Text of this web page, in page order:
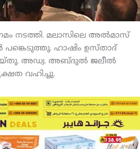
നടത്തി. മലാസിലെ അല്‍മാസ്
പങ്കെടുത്തു. ഹാഷിം ഉസ്താദ്
ചെയ്തു. അഡ്വ. അബ്ദുല്‍ ജലീല്‍
വഹിച്ചു.